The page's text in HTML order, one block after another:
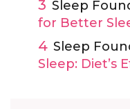
Sleep
for Better
Sleep
Sleep: Diet’s